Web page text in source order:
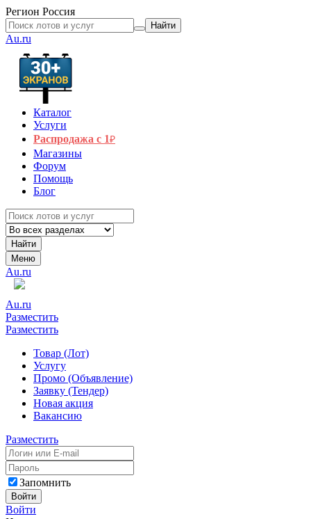
Регион Россия
Найти
Au.ru
Каталог
Услуги
Распродажа с 1₽
Магазины
Форум
Помощь
Блог
Найти
Меню
Au.ru
Au.ru
Разместить
Разместить
Товар (Лот)
Услугу
Промо (Объявление)
Заявку (Тендер)
Новая акция
Вакансию
Разместить
Запомнить
Войти
Войти